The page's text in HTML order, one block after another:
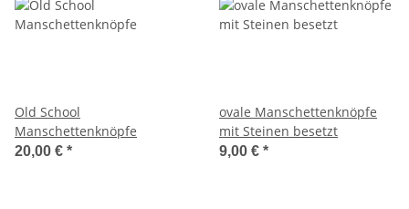
Old School
Manschettenknöpfe
20,00 € *
ovale Manschettenknöpfe
mit Steinen besetzt
9,00 € *